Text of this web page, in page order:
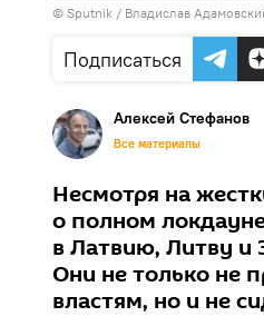
© Sputnik / Владислав
Подписаться
Алексей Стефанов
Все материалы
Несмотря на
о полном
в Латвию, Литву и
Они не только не
властям, но и не